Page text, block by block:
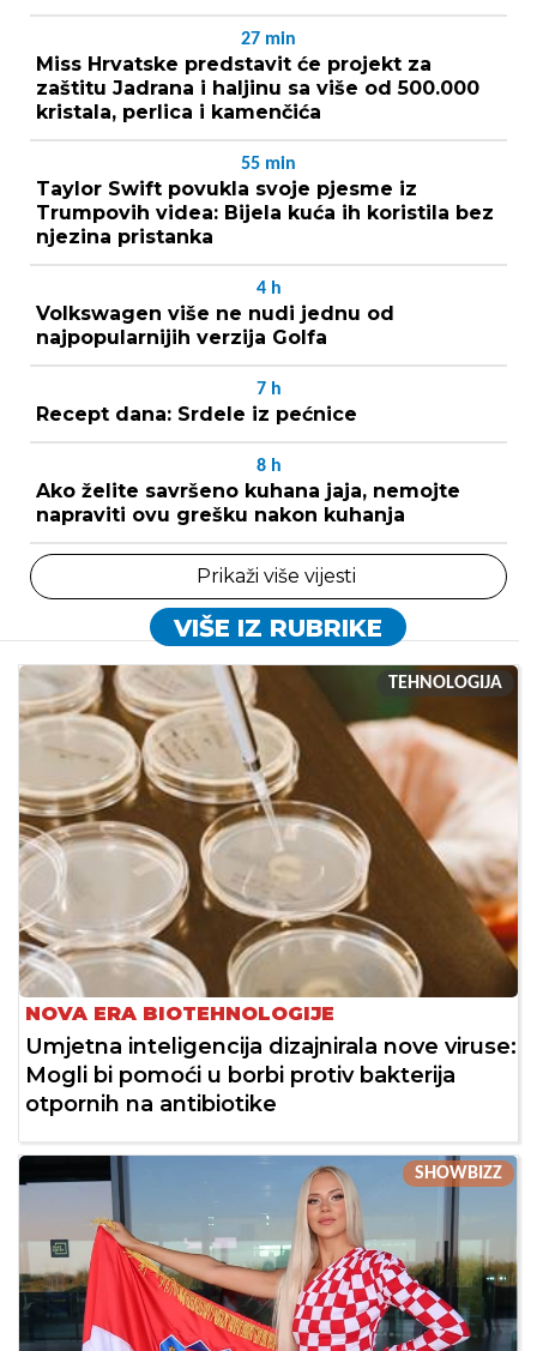
27 min
Miss Hrvatske predstavit će projekt za
zaštitu Jadrana i haljinu sa više od 500.000
kristala, perlica i kamenčića
55 min
Taylor Swift povukla svoje pjesme iz
Trumpovih videa: Bijela kuća ih koristila bez
njezina pristanka
4 h
Volkswagen više ne nudi jednu od
najpopularnijih verzija Golfa
7 h
Recept dana: Srdele iz pećnice
8 h
Ako želite savršeno kuhana jaja, nemojte
napraviti ovu grešku nakon kuhanja
Prikaži više vijesti
VIŠE IZ RUBRIKE
TEHNOLOGIJA
NOVA ERA BIOTEHNOLOGIJE
Umjetna inteligencija dizajnirala nove viruse:
Mogli bi pomoći u borbi protiv bakterija
otpornih na antibiotike
SHOWBIZZ